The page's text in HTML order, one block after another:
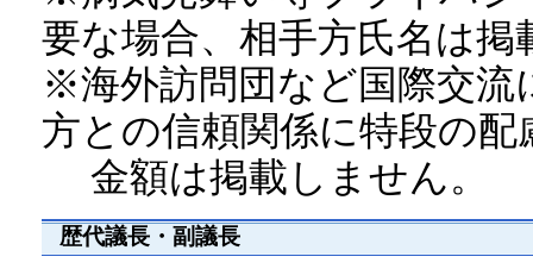
要な場合、相手方氏名は掲
※海外訪問団など国際交流
方との信頼関係に特段の
金額は掲載しません。
歴代議長・副議長